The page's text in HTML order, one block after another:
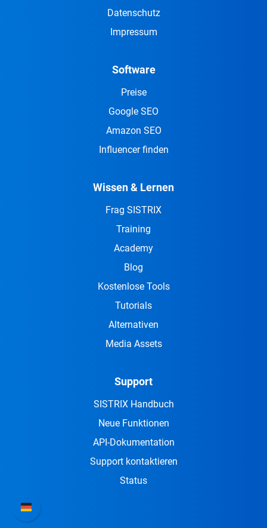
Datenschutz
Impressum
Software
Preise
Google SEO
Amazon SEO
Influencer finden
Wissen & Lernen
Frag SISTRIX
Training
Academy
Blog
Kostenlose Tools
Tutorials
Alternativen
Media Assets
Support
SISTRIX Handbuch
Neue Funktionen
API-Dokumentation
Support kontaktieren
Status